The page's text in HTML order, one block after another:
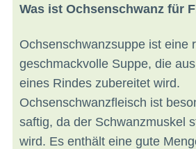
Was ist Ochsenschwanz für
Ochsenschwanzsuppe ist eine
geschmackvolle Suppe, die
eines Rindes zubereitet wird.
Ochsenschwanzfleisch ist
saftig, da der Schwanzmuskel
wird. Es enthält eine gute